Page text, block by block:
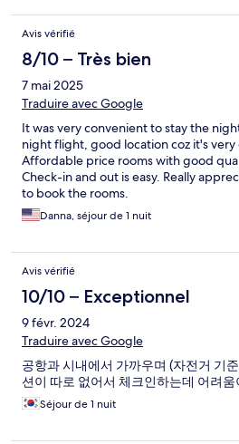
Avis vérifié
8/10 – Très bien
7 mai 2025
Traduire avec Google
It was very convenient to stay the
night flight, good location coz it's
Affordable price rooms with good
Check-in and out is easy. Really
to book the rooms.
Danna, séjour de 1 nuit
Avis vérifié
10/10 – Exceptionnel
9 févr. 2024
Traduire avec Google
공항과 시내에서 가까우며 (자전거 기
션이 따로 없어서 체크인하는데 어려움
Séjour de 1 nuit